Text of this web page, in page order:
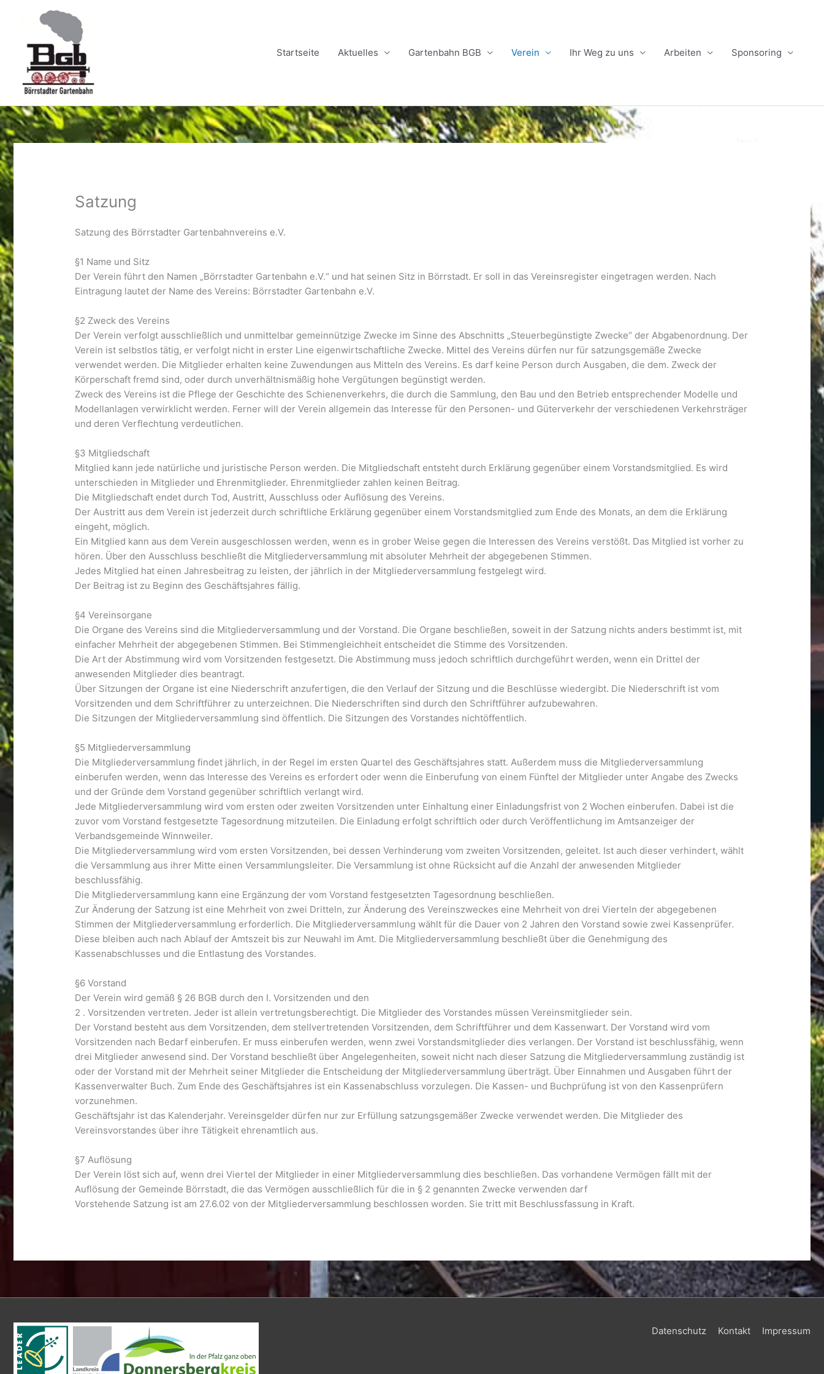
Startseite
Aktuelles Gartenbahn BGB Verein Ihr Weg zu uns Arbeiten Sponsoring
Satzung
Satzung des Börrstadter Gartenbahnvereins e.V.
§1 Name und Sitz
Der Verein führt den Namen „Börrstadter Gartenbahn e.V.“ und hat seinen Sitz in Börrstadt. Er soll in das Vereinsregister eingetragen werden. Nach
Eintragung lautet der Name des Vereins: Börrstadter Gartenbahn e.V.
§2 Zweck des Vereins
Der Verein verfolgt ausschließlich und unmittelbar gemeinnützige Zwecke im Sinne des Abschnitts „Steuerbegünstigte Zwecke“ der Abgabenordnung. Der
Verein ist selbstlos tätig, er verfolgt nicht in erster Line eigenwirtschaftliche Zwecke. Mittel des Vereins dürfen nur für satzungsgemäße Zwecke
verwendet werden. Die Mitglieder erhalten keine Zuwendungen aus Mitteln des Vereins. Es darf keine Person durch Ausgaben, die dem. Zweck der
Körperschaft fremd sind, oder durch unverhältnismäßig hohe Vergütungen begünstigt werden.
Zweck des Vereins ist die Pflege der Geschichte des Schienenverkehrs, die durch die Sammlung, den Bau und den Betrieb entsprechender Modelle und
Modellanlagen verwirklicht werden. Ferner will der Verein allgemein das Interesse für den Personen- und Güterverkehr der verschiedenen Verkehrsträger
und deren Verflechtung verdeutlichen.
§3 Mitgliedschaft
Mitglied kann jede natürliche und juristische Person werden. Die Mitgliedschaft entsteht durch Erklärung gegenüber einem Vorstandsmitglied. Es wird
unterschieden in Mitglieder und Ehrenmitglieder. Ehrenmitglieder zahlen keinen Beitrag.
Die Mitgliedschaft endet durch Tod, Austritt, Ausschluss oder Auflösung des Vereins.
Der Austritt aus dem Verein ist jederzeit durch schriftliche Erklärung gegenüber einem Vorstandsmitglied zum Ende des Monats, an dem die Erklärung
eingeht, möglich.
Ein Mitglied kann aus dem Verein ausgeschlossen werden, wenn es in grober Weise gegen die Interessen des Vereins verstößt. Das Mitglied ist vorher zu
hören. Über den Ausschluss beschließt die Mitgliederversammlung mit absoluter Mehrheit der abgegebenen Stimmen.
Jedes Mitglied hat einen Jahresbeitrag zu leisten, der jährlich in der Mitgliederversammlung festgelegt wird.
Der Beitrag ist zu Beginn des Geschäftsjahres fällig.
§4 Vereinsorgane
Die Organe des Vereins sind die Mitgliederversammlung und der Vorstand. Die Organe beschließen, soweit in der Satzung nichts anders bestimmt ist, mit
einfacher Mehrheit der abgegebenen Stimmen. Bei Stimmengleichheit entscheidet die Stimme des Vorsitzenden.
Die Art der Abstimmung wird vom Vorsitzenden festgesetzt. Die Abstimmung muss jedoch schriftlich durchgeführt werden, wenn ein Drittel der
anwesenden Mitglieder dies beantragt.
Über Sitzungen der Organe ist eine Niederschrift anzufertigen, die den Verlauf der Sitzung und die Beschlüsse wiedergibt. Die Niederschrift ist vom
Vorsitzenden und dem Schriftführer zu unterzeichnen. Die Niederschriften sind durch den Schriftführer aufzubewahren.
Die Sitzungen der Mitgliederversammlung sind öffentlich. Die Sitzungen des Vorstandes nichtöffentlich.
§5 Mitgliederversammlung
Die Mitgliederversammlung findet jährlich, in der Regel im ersten Quartel des Geschäftsjahres statt. Außerdem muss die Mitgliederversammlung
einberufen werden, wenn das Interesse des Vereins es erfordert oder wenn die Einberufung von einem Fünftel der Mitglieder unter Angabe des Zwecks
und der Gründe dem Vorstand gegenüber schriftlich verlangt wird.
Jede Mitgliederversammlung wird vom ersten oder zweiten Vorsitzenden unter Einhaltung einer Einladungsfrist von 2 Wochen einberufen. Dabei ist die
zuvor vom Vorstand festgesetzte Tagesordnung mitzuteilen. Die Einladung erfolgt schriftlich oder durch Veröffentlichung im Amtsanzeiger der
Verbandsgemeinde Winnweiler.
Die Mitgliederversammlung wird vom ersten Vorsitzenden, bei dessen Verhinderung vom zweiten Vorsitzenden, geleitet. Ist auch dieser verhindert, wählt
die Versammlung aus ihrer Mitte einen Versammlungsleiter. Die Versammlung ist ohne Rücksicht auf die Anzahl der anwesenden Mitglieder
beschlussfähig.
Die Mitgliederversammlung kann eine Ergänzung der vom Vorstand festgesetzten Tagesordnung beschließen.
Zur Änderung der Satzung ist eine Mehrheit von zwei Dritteln, zur Änderung des Vereinszweckes eine Mehrheit von drei Vierteln der abgegebenen
Stimmen der Mitgliederversammlung erforderlich. Die Mitgliederversammlung wählt für die Dauer von 2 Jahren den Vorstand sowie zwei Kassenprüfer.
Diese bleiben auch nach Ablauf der Amtszeit bis zur Neuwahl im Amt. Die Mitgliederversammlung beschließt über die Genehmigung des
Kassenabschlusses und die Entlastung des Vorstandes.
§6 Vorstand
Der Verein wird gemäß § 26 BGB durch den I. Vorsitzenden und den
2 . Vorsitzenden vertreten. Jeder ist allein vertretungsberechtigt. Die Mitglieder des Vorstandes müssen Vereinsmitglieder sein.
Der Vorstand besteht aus dem Vorsitzenden, dem stellvertretenden Vorsitzenden, dem Schriftführer und dem Kassenwart. Der Vorstand wird vom
Vorsitzenden nach Bedarf einberufen. Er muss einberufen werden, wenn zwei Vorstandsmitglieder dies verlangen. Der Vorstand ist beschlussfähig, wenn
drei Mitglieder anwesend sind. Der Vorstand beschließt über Angelegenheiten, soweit nicht nach dieser Satzung die Mitgliederversammlung zuständig ist
oder der Vorstand mit der Mehrheit seiner Mitglieder die Entscheidung der Mitgliederversammlung überträgt. Über Einnahmen und Ausgaben führt der
Kassenverwalter Buch. Zum Ende des Geschäftsjahres ist ein Kassenabschluss vorzulegen. Die Kassen- und Buchprüfung ist von den Kassenprüfern
vorzunehmen.
Geschäftsjahr ist das Kalenderjahr. Vereinsgelder dürfen nur zur Erfüllung satzungsgemäßer Zwecke verwendet werden. Die Mitglieder des
Vereinsvorstandes über ihre Tätigkeit ehrenamtlich aus.
§7 Auflösung
Der Verein löst sich auf, wenn drei Viertel der Mitglieder in einer Mitgliederversammlung dies beschließen. Das vorhandene Vermögen fällt mit der
Auflösung der Gemeinde Börrstadt, die das Vermögen ausschließlich für die in § 2 genannten Zwecke verwenden darf
Vorstehende Satzung ist am 27.6.02 von der Mitgliederversammlung beschlossen worden. Sie tritt mit Beschlussfassung in Kraft.
Datenschutz Kontakt Impressum